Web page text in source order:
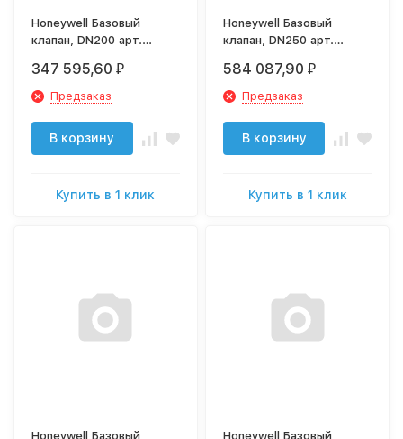
Honeywell Базовый
клапан, DN200 арт.
347 595,60 ₽
Предзаказ
В корзину
Купить в 1 клик
Honeywell Базовый
клапан, DN250 арт.
584 087,90 ₽
Предзаказ
В корзину
Купить в 1 клик
Honeywell Базовый Honeywell Базовый